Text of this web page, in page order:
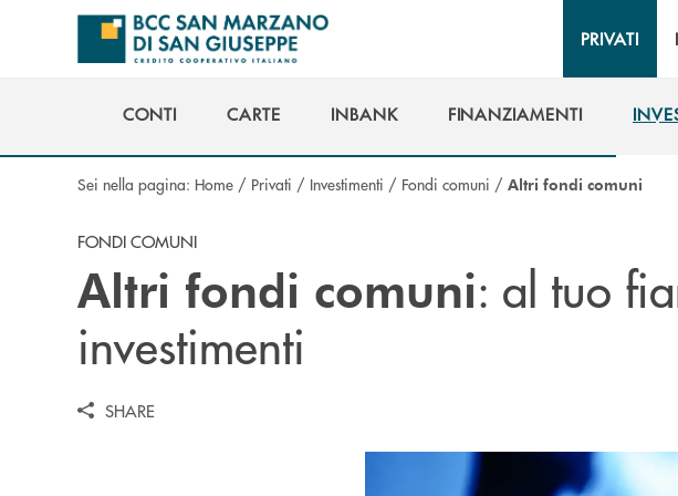
Salta al contenuto principale
PRIVATI
CONTI
CARTE
INBANK
FINANZIAMENTI
Sei nella pagina: Home / Privati / Investimenti / Fondi comuni / Altri fondi comuni
FONDI COMUNI
Altri fondi comuni: al tuo
investimenti
SHARE